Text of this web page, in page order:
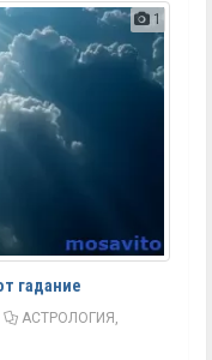
1
гадание
АСТРОЛОГИЯ,